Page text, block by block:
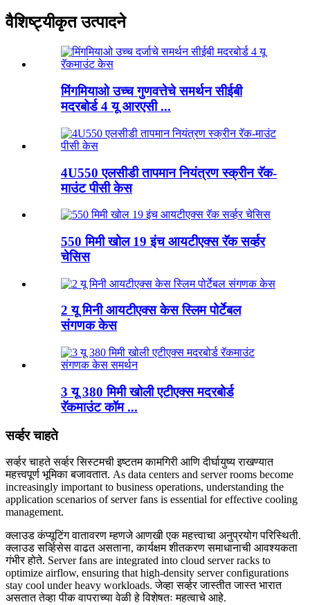
वैशिष्ट्यीकृत उत्पादने
मिंगमियाओ उच्च गुणवत्तेचे समर्थन सीईबी
मदरबोर्ड 4 यू आरएसी ...
4U550 एलसीडी तापमान नियंत्रण स्क्रीन रॅक-
माउंट पीसी केस
550 मिमी खोल 19 इंच आयटीएक्स रॅक सर्व्हर
चेसिस
2 यू मिनी आयटीएक्स केस स्लिम पोर्टेबल
संगणक केस
3 यू 380 मिमी खोली एटीएक्स मदरबोर्ड
रॅकमाउंट कॉम ...
सर्व्हर चाहते
सर्व्हर चाहते सर्व्हर सिस्टमची इष्टतम कामगिरी आणि दीर्घायुष्य राखण्यात
महत्त्वपूर्ण भूमिका बजावतात. As data centers and server rooms become
increasingly important to business operations, understanding the
application scenarios of server fans is essential for effective cooling
management.
क्लाउड कंप्यूटिंग वातावरण म्हणजे आणखी एक महत्त्वाचा अनुप्रयोग परिस्थिती.
क्लाउड सर्व्हिसेस वाढत असताना, कार्यक्षम शीतकरण समाधानाची आवश्यकता
गंभीर होते. Server fans are integrated into cloud server racks to
optimize airflow, ensuring that high-density server configurations
stay cool under heavy workloads. जेव्हा सर्व्हर जास्तीत जास्त भारात
असतात तेव्हा पीक वापराच्या वेळी हे विशेषतः महत्वाचे आहे.